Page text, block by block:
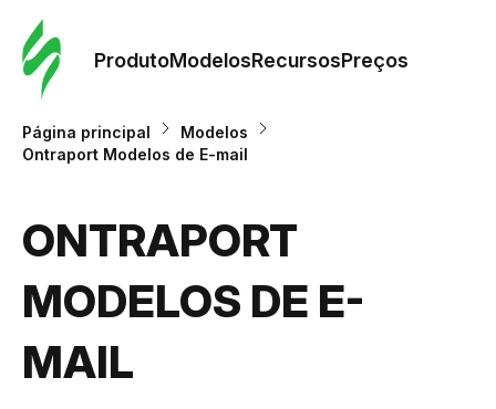
ProdutoModelosRecursosPreços
Página principal
Modelos
Ontraport Modelos de E-mail
ONTRAPORT
MODELOS DE E-
MAIL